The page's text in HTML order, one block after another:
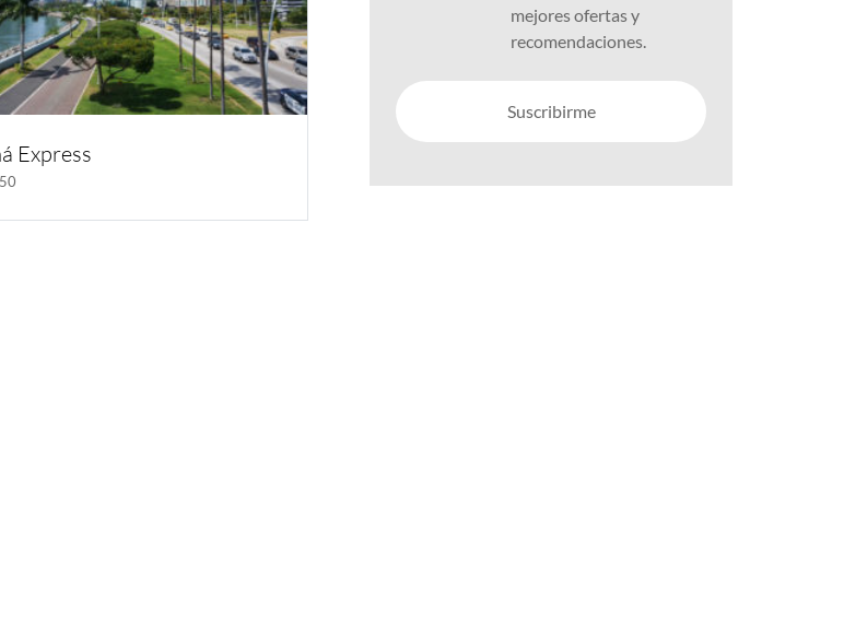
Express
mejores ofertas y
recomendaciones.
Suscribirme